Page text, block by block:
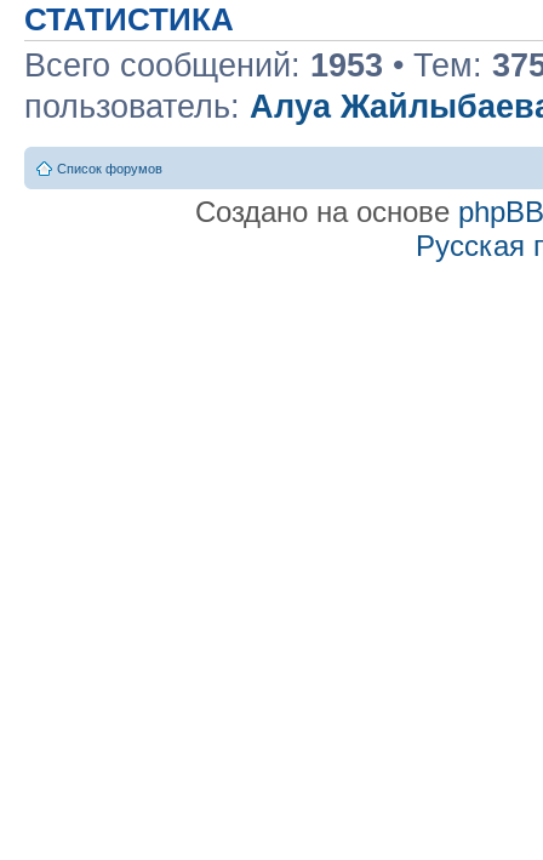
СТАТИСТИКА
Всего сообщений: 1953 • Тем:
пользователь: Алуа
Список форумов
Создано на основе phpBB
Русская